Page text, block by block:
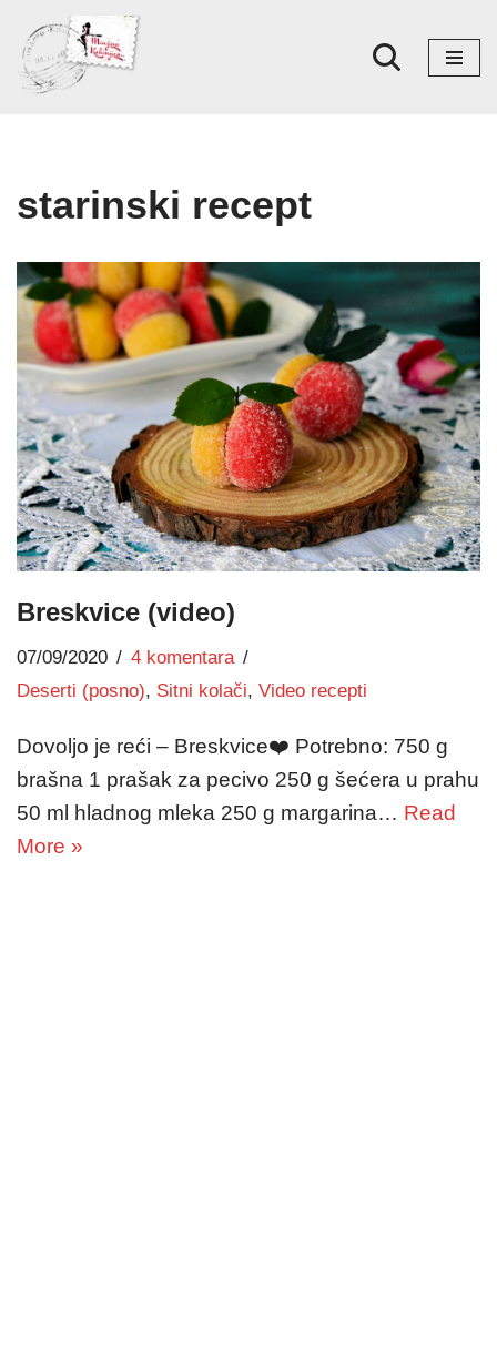
Skoči
na
starinski recept
Breskvice (video)
07/09/2020
4 komentara
Deserti (posno), Sitni kolači, Video recepti
Dovoljo je reći – Breskvice❤️ Potrebno: 750 g
brašna 1 prašak za pecivo 250 g šećera u prahu
50 ml hladnog mleka 250 g margarina… Read
More »